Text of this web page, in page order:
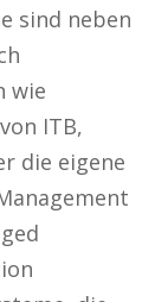
sind neben
wie
ITB,
die eigene